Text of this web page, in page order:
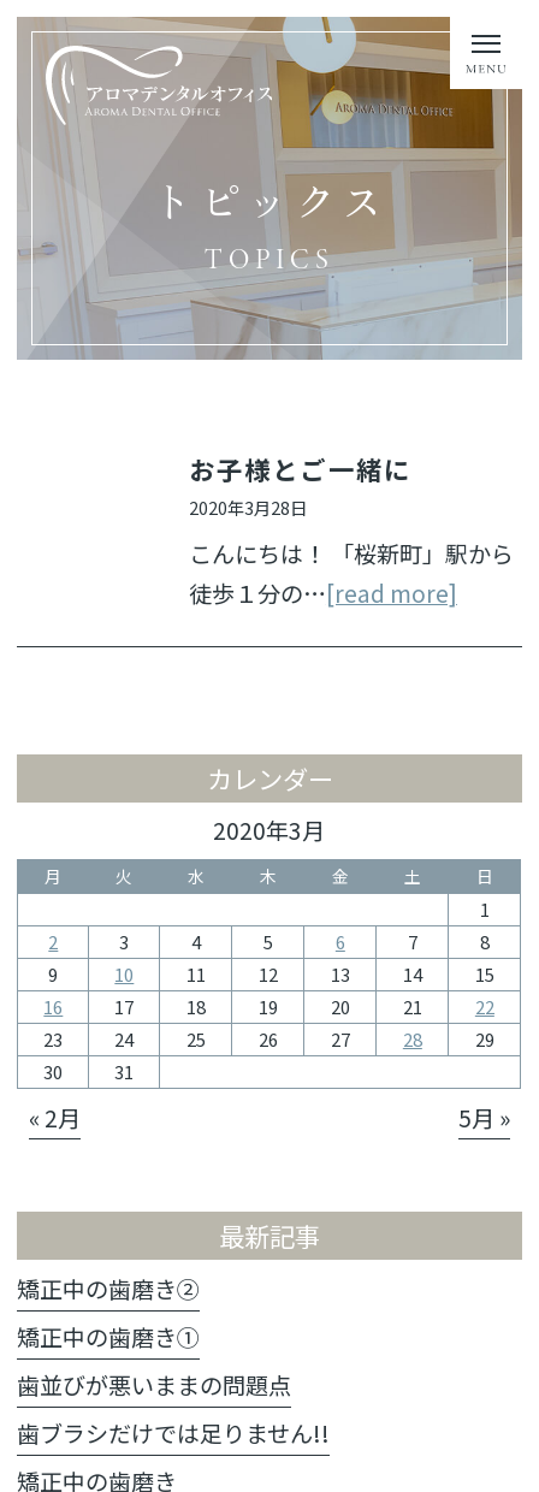
トピックス
TOPICS
お子様とご一緒に
2020年3月28日
こんにちは！ 「桜新町」駅から
徒歩１分の…[read more]
カレンダー
2020年3月
月 火 水 木 金 土 日
1
2
3 4 5 6 7
8
9
10 11 12 13 14
15
16
17 18 19 20 21
22
23
24 25 26 27 28
29
30
31
« 2月 5月 »
最新記事
矯正中の歯磨き②
矯正中の歯磨き①
歯並びが悪いままの問題点
歯ブラシだけでは足りません!!
矯正中の歯磨き